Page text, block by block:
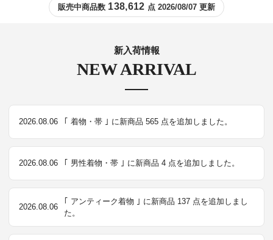
販売中商品数 138,612 点 2026/08/07 更新
NEW ARRIVAL
新入荷情報
2026.08.06 ｢ 着物・帯 ｣ に新商品 565 点を追加しました。
2026.08.06 ｢ 男性着物・帯 ｣ に新商品 4 点を追加しました。
2026.08.06
｢ アンティーク着物 ｣ に新商品 137 点を追加しまし
た。